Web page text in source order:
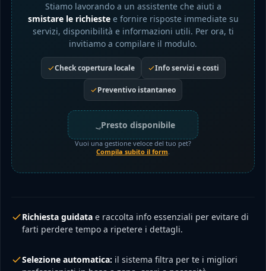
Stiamo lavorando a un assistente che aiuti a
smistare le richiestee fornire risposte immediate su
servizi, disponibilità e informazioni utili. Per ora, ti
invitiamo a compilare il modulo.
Check copertura locale Info servizi e costi
Preventivo istantaneo
Presto disponibile
Vuoi una gestione veloce del tuo pet?
Compila subito il form.
Richiesta guidata e raccolta info essenziali per evitare di
farti perdere tempo a ripetere i dettagli.
Selezione automatica: il sistema filtra per te i migliori